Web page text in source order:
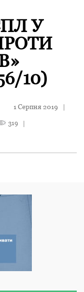
У
10)
1 Серпня 2019 |
319 |